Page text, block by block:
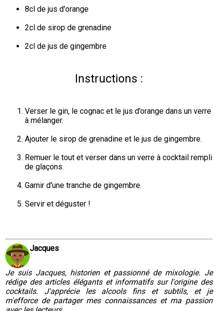
8cl de jus d'orange
2cl de sirop de grenadine
2cl de jus de gingembre
Instructions :
Verser le gin, le cognac et le jus d’orange dans un verre
à mélanger.
Ajouter le sirop de grenadine et le jus de gingembre.
Remuer le tout et verser dans un verre à cocktail rempli
de glaçons.
Garnir d'une tranche de gingembre.
Servir et déguster !
Jacques
Je suis Jacques, historien et passionné de mixologie. Je
rédige des articles élégants et informatifs sur l'origine des
cocktails. J'apprécie les alcools fins et subtils, et je
m'efforce de partager mes connaissances et ma passion